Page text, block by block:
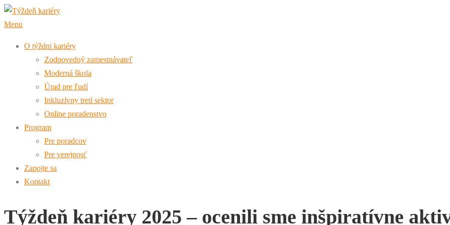
Prejsť
na
Menu
O týždni kariéry
Zodpovedný zamestnávateľ
Moderná škola
Úrad pre ľudí
Inkluzívny tretí sektor
Online poradenstvo
Program
Pre poradcov
Pre verejnosť
Zapojte sa
Kontakt
Týždeň kariéry 2025 – ocenili sme inšpiratívne